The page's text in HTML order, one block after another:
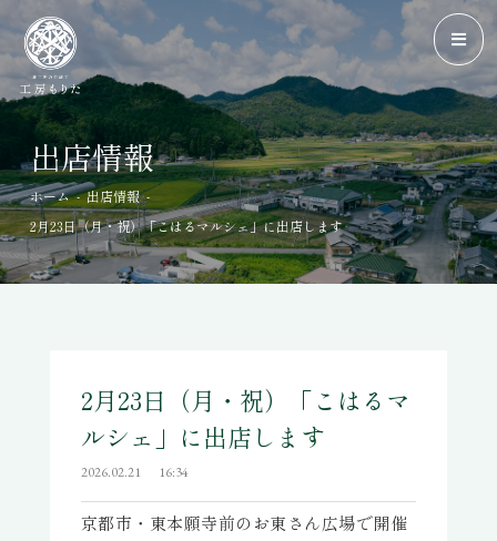
出店情報
ホーム - 出店情報 -
2月23日（月・祝）「こはるマルシェ」に出店します
2月23日（月・祝）「こはるマ
ルシェ」に出店します
2026.02.21 16:34
京都市・東本願寺前のお東さん広場で開催